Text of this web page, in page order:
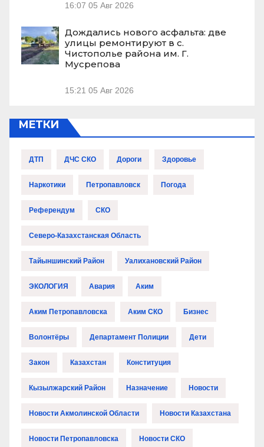
16:07 05 Авг 2026
Дождались нового асфальта: две
улицы ремонтируют в с.
Чистополье района им. Г.
Мусрепова
15:21 05 Авг 2026
МЕТКИ
ДТП ДЧС СКО Дороги Здоровье
Наркотики Петропавловск Погода
Референдум СКО
Северо-Казахстанская Область
Тайыншинский Район Уалихановский Район
ЭКОЛОГИЯ Авария Аким
Аким Петропавловска Аким СКО Бизнес
Волонтёры Департамент Полиции Дети
Закон Казахстан Конституция
Кызылжарский Район Назначение Новости
Новости Акмолинской Области Новости Казахстана
Новости Петропавловска Новости СКО